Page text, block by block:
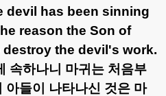
devil has been sinning
reason the Son of
the devil's work.
속하나니 마귀는 처음부
아들이 나타나신 것은 마